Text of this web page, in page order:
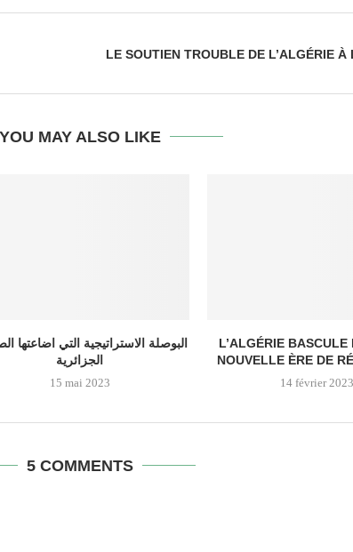
LE SOUTIEN TROUBLE DE L’ALGÉRIE À
YOU MAY ALSO LIKE
البوصلة الاستراتيجية التي اضاعتها
الجزائرية
15 mai 2023
L’ALGÉRIE BASCULE
NOUVELLE ÈRE DE
14 février 2023
5 COMMENTS